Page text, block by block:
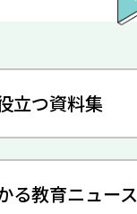
立つ資料集
る教育ニュース